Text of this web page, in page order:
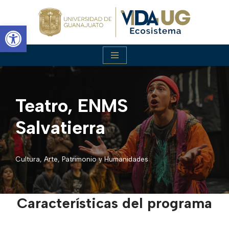
Abrir barra de herramientas
Saltar
al
contenido
Teatro, ENMS
Salvatierra
Cultura, Arte, Patrimonio y Humanidades
Características del programa